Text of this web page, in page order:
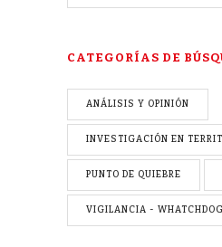
CATEGORÍAS DE
ANÁLISIS Y OPINIÓN
INVESTIGACIÓN EN
PUNTO DE QUIEBRE
VIGILANCIA -